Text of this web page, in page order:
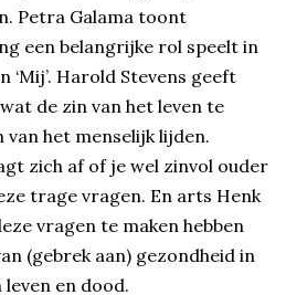
Petra Galama toont
een belangrijke rol speelt in
‘Mij’. Harold Stevens geeft
de zin van het leven te
het menselijk lijden.
zich af of je wel zinvol ouder
trage vragen. En arts Henk
vragen te maken hebben
(gebrek aan) gezondheid in
en dood.